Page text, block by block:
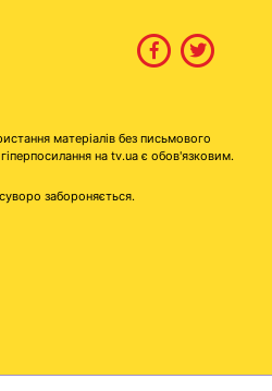
матеріалів без письмового
на tv.ua є обов'язковим.
забороняється.